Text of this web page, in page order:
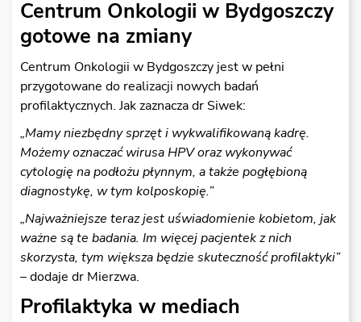
Centrum Onkologii w Bydgoszczy
gotowe na zmiany
Centrum Onkologii w Bydgoszczy jest w pełni
przygotowane do realizacji nowych badań
profilaktycznych. Jak zaznacza dr Siwek:
„Mamy niezbędny sprzęt i wykwalifikowanąkadrę.
Możemy oznaczaćwirusa HPV oraz wykonywać
cytologię na podłożu płynnym, a także pogłębioną
diagnostykę, w tym kolposkopię.”
„Najważniejsze teraz jest uświadomienie kobietom, jak
ważne sąte badania. Im więcej pacjentek z nich
skorzysta, tym większa będzie skutecznośćprofilaktyki”
– dodaje dr Mierzwa.
Profilaktyka w mediach